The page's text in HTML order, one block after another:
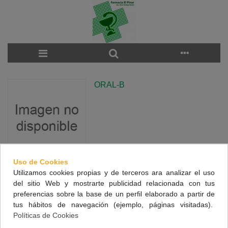
ORAL-B
There are no products on the category.
NUESTRA FARMACIA
Uso de Cookies
Utilizamos cookies propias y de terceros ara analizar el uso
del sitio Web y mostrarte publicidad relacionada con tus
preferencias sobre la base de un perfil elaborado a partir de
tus hábitos de navegación (ejemplo, páginas visitadas).
Políticas de Cookies